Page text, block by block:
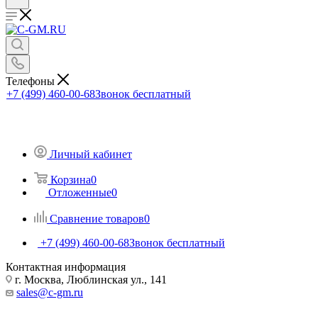
Телефоны
+7 (499) 460-00-68Звонок бесплатный
Личный кабинет
Корзина0
Отложенные0
Сравнение товаров0
+7 (499) 460-00-68Звонок бесплатный
Контактная информация
г. Москва, Люблинская ул., 141
sales@c-gm.ru